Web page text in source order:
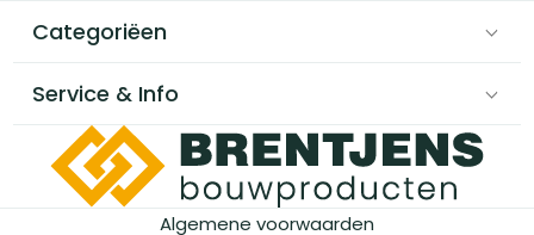
Categoriëen
Service & Info
Algemene voorwaarden